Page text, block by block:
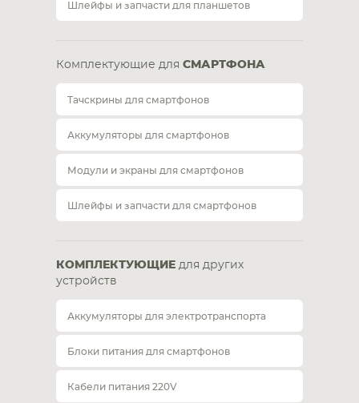
Шлейфы и запчасти для планшетов
Комплектующие для СМАРТФОНА
Тачскрины для смартфонов
Аккумуляторы для смартфонов
Модули и экраны для смартфонов
Шлейфы и запчасти для смартфонов
КОМПЛЕКТУЮЩИЕ для других
устройств
Аккумуляторы для электротранспорта
Блоки питания для смартфонов
Кабели питания 220V